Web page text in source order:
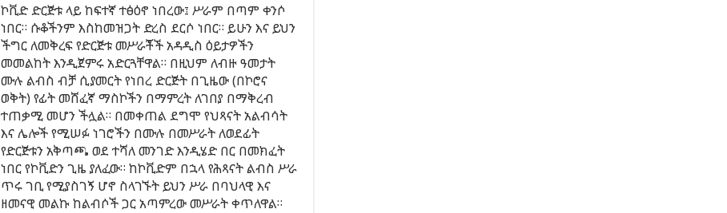
ኮቪድ ድርጅቱ ላይ ከፍተኛ ተፅዕኖ ነበረው፤ ሥራም በጣም ቀንሶ
ነበር። ሱቆችንም እስከመዝጋት ድረስ ደርሶ ነበር። ይሁን እና ይህን
ችግር ለመቅረፍ የድርጅቱ መሥራቾች አዳዲስ ዕይታዎችን
መመልከት እንዲጀምሩ አድርጓቸዋል። በዚህም ለብዙ ዓመታት
ሙሉ ልብስ ብቻ ሲያመርት የነበረ ድርጅት በጊዜው (በኮሮና
ወቅት) የፊት መሸፈኛ ማስኮችን በማምረት ለገበያ በማቅረብ
ተጠቃሚ መሆን ችሏል። በመቀጠል ደግሞ የህጻናት አልብሳት
እና ሌሎች የሚሠፉ ነገሮችን በሙሉ በመሥራት ለወደፊት
የድርጅቱን አቅጣጫ ወደ ተሻለ መንገድ እንዲሄድ በር በመክፈት
ነበር የኮቪድን ጊዜ ያለፈው። ከኮቪድም በኋላ የሕጻናት ልብስ ሥራ
ጥሩ ገቢ የሚያስገኝ ሆኖ ስላገኙት ይህን ሥራ በባህላዊ እና
ዘመናዊ መልኩ ከልብሶች ጋር አጣምረው መሥራት ቀጥለዋል።